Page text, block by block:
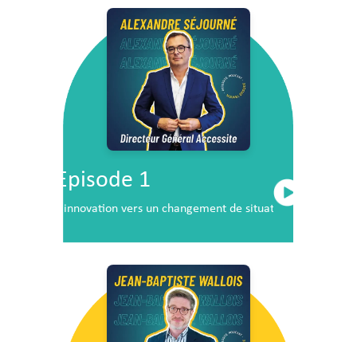
Episode 1
L’innovation vers un changement de situation